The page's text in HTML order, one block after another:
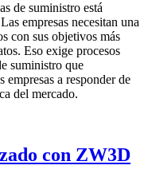
de suministro está
empresas necesitan una
con sus objetivos más
Eso exige procesos
suministro que
empresas a responder de
del mercado.
con ZW3D